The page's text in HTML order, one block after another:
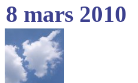
8 mars 2010